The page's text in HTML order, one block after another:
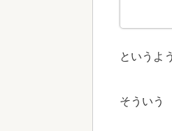
というよ
そういう